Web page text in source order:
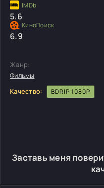
5.6
6.9
Жанр:
Фильмы
Качество:
BDRIP 1080P
Заставь меня